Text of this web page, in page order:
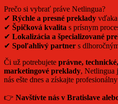
Prečo si vybrať práve Netlingua?
✔ Rýchle a presné preklady
✔ Špičková kvalita s prísnym
✔ Lokalizácia a špecializované
✔ Spoľahlivý partner s
Či už potrebujete právne,
marketingové preklady, Netlingua
nás ešte dnes a získajte
👉 Navštívte nás v Bratislave